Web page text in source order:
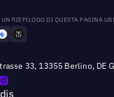
RIEPILOGO DI QUESTA PAGINA
33, 13355 Berlino, DE